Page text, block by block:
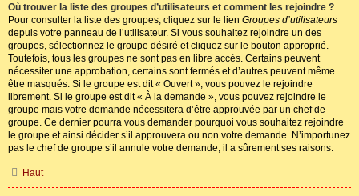
Où trouver la liste des groupes d’utilisateurs et comment les rejoindre ?
Pour consulter la liste des groupes, cliquez sur le lien Groupes d’utilisateurs
depuis votre panneau de l’utilisateur. Si vous souhaitez rejoindre un des
groupes, sélectionnez le groupe désiré et cliquez sur le bouton approprié.
Toutefois, tous les groupes ne sont pas en libre accès. Certains peuvent
nécessiter une approbation, certains sont fermés et d’autres peuvent même
être masqués. Si le groupe est dit « Ouvert », vous pouvez le rejoindre
librement. Si le groupe est dit « À la demande », vous pouvez rejoindre le
groupe mais votre demande nécessitera d’être approuvée par un chef de
groupe. Ce dernier pourra vous demander pourquoi vous souhaitez rejoindre
le groupe et ainsi décider s’il approuvera ou non votre demande. N’importunez
pas le chef de groupe s’il annule votre demande, il a sûrement ses raisons.
Haut